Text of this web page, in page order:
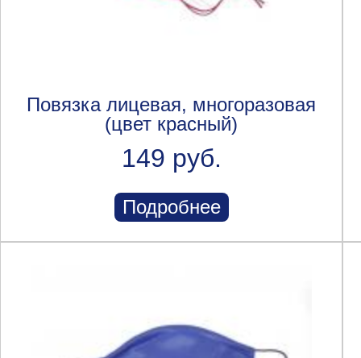
Повязка лицевая, многоразовая
(цвет красный)
149 руб.
Подробнее